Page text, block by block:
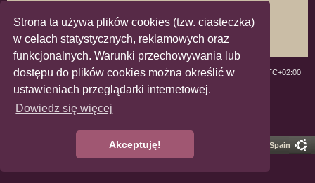
Strona ta używa plików cookies (tzw. ciasteczka)
w celach statystycznych, reklamowych oraz
funkcjonalnych. Warunki przechowywania lub
dostępu do plików cookies można określić w
ustawieniach przeglądarki internetowej.
Dowiedz się więcej
Akceptuję!
Zarejestruj się
ForumLGBT Strefa czasowa UTC+02:00
Technologię dostarcza
® Forum Software © phpBB Limited
Polski pakiet językowy dostarcza
Pro Ubuntu Lucid Style phpBB Spain